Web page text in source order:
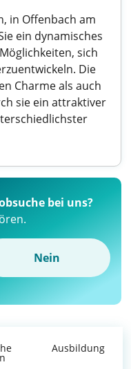
in Offenbach am
ein dynamisches
sich
Die
Charme als auch
sie ein attraktiver
bei uns?
Nein
Ausbildung